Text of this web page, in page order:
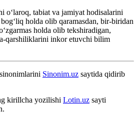
oʻlaroq, tabiat va jamiyat hodisalarini
holda olib qaramasdan, bir-biridan
holda olib tekshiradigan,
qarshiliklarini inkor etuvchi bilim
Sinonim.uz saytida qidirib
kirillcha yozilishi Lotin.uz sayti